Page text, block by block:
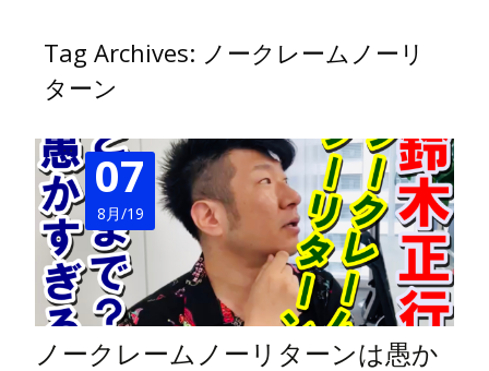
Tag Archives: ノークレームノーリ
ターン
07
8月/19
ノークレームノーリターンは愚か